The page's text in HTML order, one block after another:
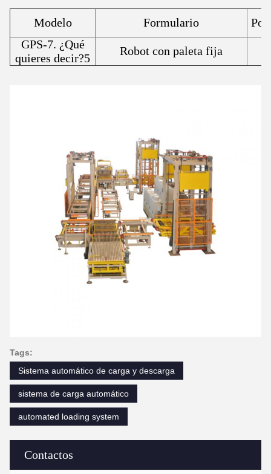
Contactos
Modelo Formulario
GPS-7. ¿Qué
quieres decir?5
Robot con paleta fija
Tags:
Sistema automático de carga y descarga
sistema de carga automático
automated loading system